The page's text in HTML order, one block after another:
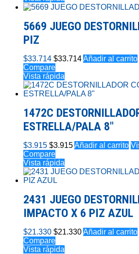
5669 JUEGO
PIZ
$33.714 $33.714Añadir al carrito
Compare
Vista rápida
1472C
ESTRELLA/PALA 8″
$3.915 $3.915Añadir al carrito
Compare
Vista rápida
2431 JUEGO
IMPACTO X 6 PIZ AZUL
$21.330 $21.330Añadir al carrito
Compare
Vista rápida